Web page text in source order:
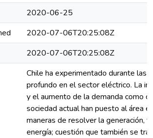
2020-06-25
2020-07-06T20:25:08Z
2020-07-06T20:25:08Z
Chile ha experimentado durante las
profundo en el sector eléctrico. La
y el aumento de la demanda como
sociedad actual han puesto al área
maneras de resolver la generación,
energía; cuestión que también se